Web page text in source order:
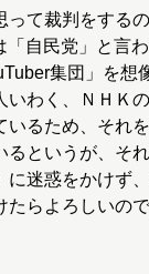
て裁判をする
「自民党」と言
集団」を想
いわく、ＮＨＫ
いるため、それ
るというが、そ
迷惑をかけず
たらよろしいの